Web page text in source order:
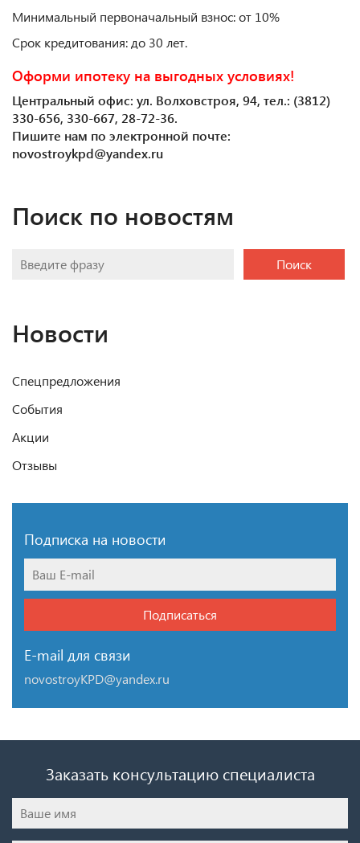
Минимальный первоначальный взнос: от 10%
Срок кредитования: до 30 лет.
Оформи ипотеку на выгодных условиях!
Центральный офис: ул. Волховстроя, 94, тел.: (3812)
330-656, 330-667, 28-72-36.
Пишите нам по электронной почте:
novostroykpd@yandex.ru
Поиск по новостям
Поиск
Новости
Спецпредложения
События
Акции
Отзывы
Подписка на новости
Подписаться
E-mail для связи
novostroyKPD@yandex.ru
Заказать консультацию специалиста